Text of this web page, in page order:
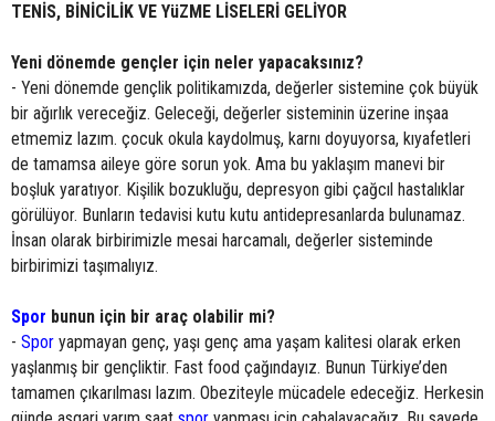
TENİS, BİNİCİLİK VE YüZME LİSELERİ GELİYOR
Yeni dönemde gençler için neler yapacaksınız?
- Yeni dönemde gençlik politikamızda, değerler sistemine çok büyük
bir ağırlık vereceğiz. Geleceği, değerler sisteminin üzerine inşaa
etmemiz lazım. çocuk okula kaydolmuş, karnı doyuyorsa, kıyafetleri
de tamamsa aileye göre sorun yok. Ama bu yaklaşım manevi bir
boşluk yaratıyor. Kişilik bozukluğu, depresyon gibi çağcıl hastalıklar
görülüyor. Bunların tedavisi kutu kutu antidepresanlarda bulunamaz.
İnsan olarak birbirimizle mesai harcamalı, değerler sisteminde
birbirimizi taşımalıyız.
Spor bunun için bir araç olabilir mi?
- Spor yapmayan genç, yaşı genç ama yaşam kalitesi olarak erken
yaşlanmış bir gençliktir. Fast food çağındayız. Bunun Türkiye’den
tamamen çıkarılması lazım. Obeziteyle mücadele edeceğiz. Herkesin